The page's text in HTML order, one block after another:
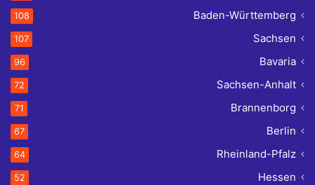
Baden-Württemberg
108
Sachsen
107
Bavaria
96
Sachsen-Anhalt
72
Brannenborg
71
Berlin
67
Rheinland-Pfalz
64
Hessen
52